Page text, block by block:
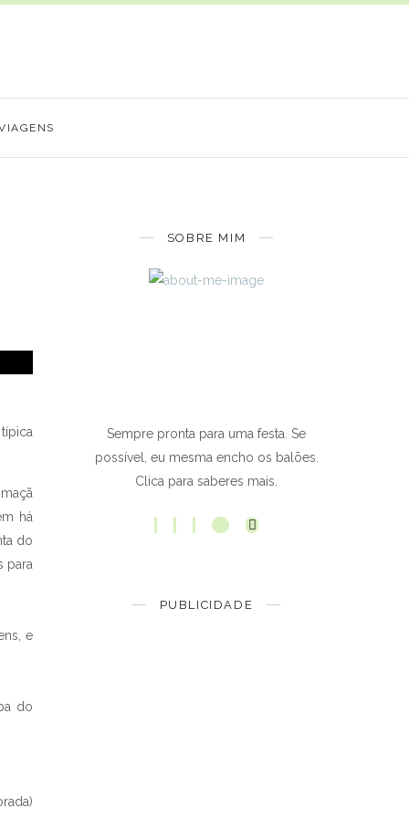
há
do
para
e
do
SOBRE MIM
Sempre pronta para uma festa. Se
possível, eu mesma encho os balões.
Clica para saberes mais.
PUBLICIDADE